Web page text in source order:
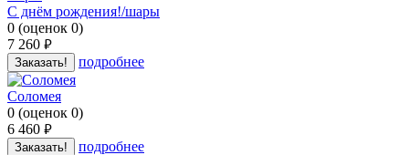
С днём рождения!/шары
0 (оценок 0)
7 260 руб.
Заказать! подробнее
Соломея
0 (оценок 0)
6 460 руб.
Заказать! подробнее